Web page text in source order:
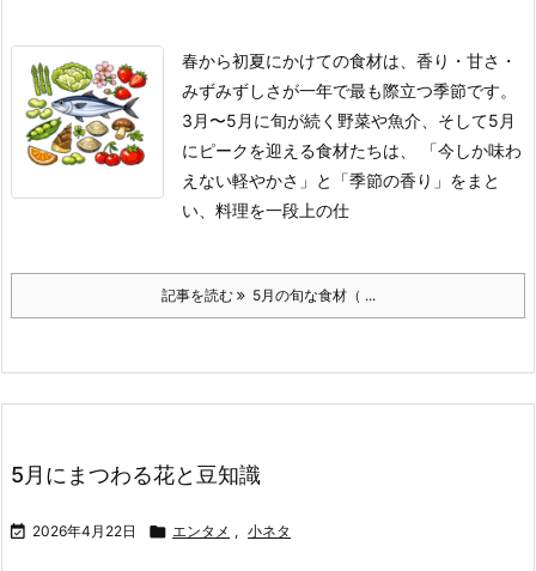
春から初夏にかけての食材は、香り・甘さ・
みずみずしさが一年で最も際立つ季節です。
3月〜5月に旬が続く野菜や魚介、そして5月
にピークを迎える食材たちは、 「今しか味わ
えない軽やかさ」と「季節の香り」をまと
い、料理を一段上の仕
記事を読む 5月の旬な食材（ ...
5月にまつわる花と豆知識
 2026年4月22日  エンタメ , 小ネタ